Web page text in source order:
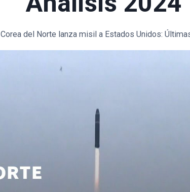
Corea del Norte lanza misil a Estados Unidos: